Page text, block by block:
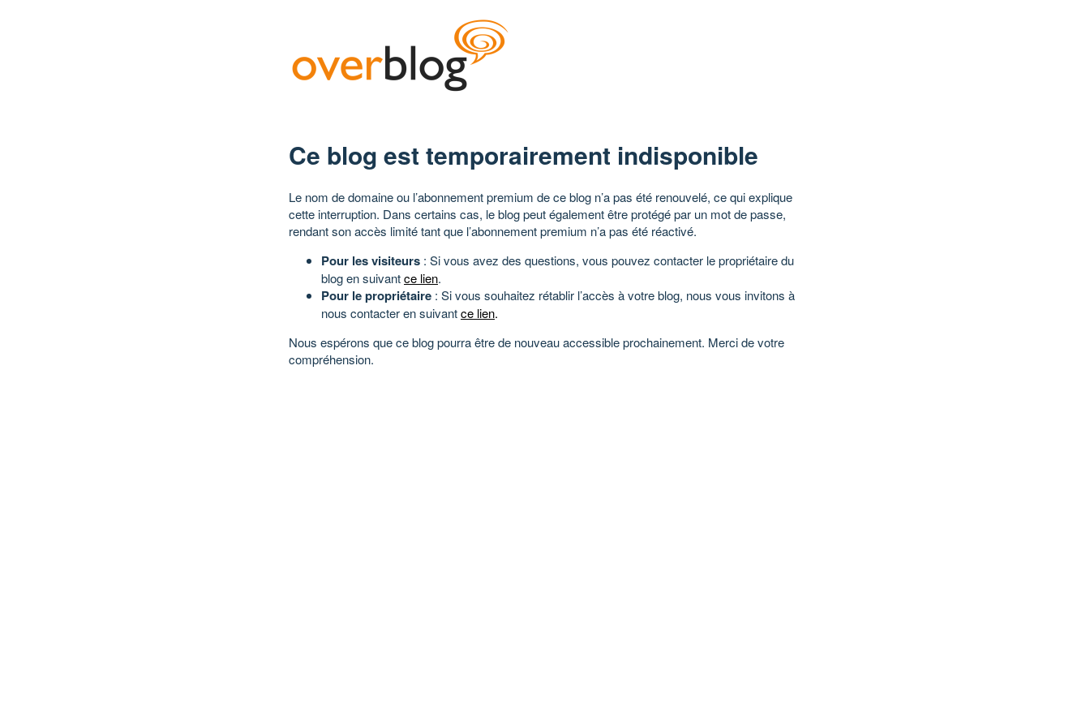
Ce blog est temporairement indisponible
Le nom de domaine ou l’abonnement premium de ce blog n’a pas été renouvelé, ce qui explique
cette interruption. Dans certains cas, le blog peut également être protégé par un mot de passe,
rendant son accès limité tant que l’abonnement premium n’a pas été réactivé.
Pour les visiteurs : Si vous avez des questions, vous pouvez contacter le propriétaire du
blog en suivantce lien.
Pour le propriétaire : Si vous souhaitez rétablir l’accès à votre blog, nous vous invitons à
nous contacter en suivantce lien.
Nous espérons que ce blog pourra être de nouveau accessible prochainement. Merci de votre
compréhension.